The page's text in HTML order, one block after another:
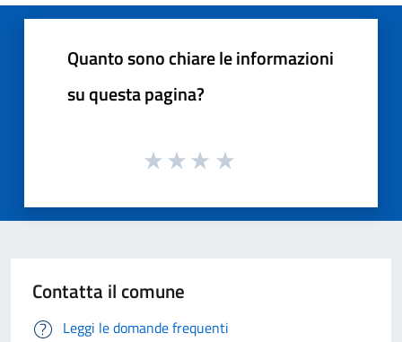
Quanto sono chiare le informazioni
su questa pagina?
Contatta il comune
Leggi le domande frequenti